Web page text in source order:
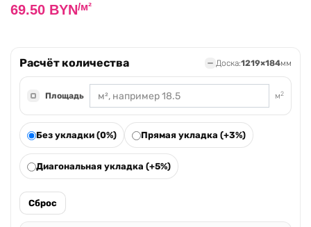
69.50 BYN/м²
Расчёт количества Доска:1219×184мм
Площадь м2
Без укладки (0%) Прямая укладка (+3%)
Диагональная укладка (+5%)
Сброс